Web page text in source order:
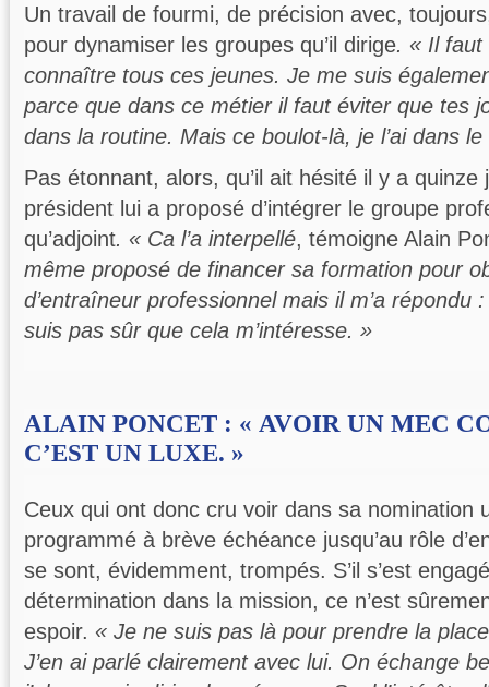
Un travail de fourmi, de précision avec,
pour dynamiser les groupes qu’il dirige. « Il faut
connaître tous ces jeunes. Je me suis
parce que dans ce métier il faut éviter que tes
dans la routine. Mais ce boulot-là, je l’ai dans
Pas étonnant, alors, qu’il ait hésité il y a quinze
président lui a proposé d’intégrer le groupe
qu’adjoint. « Ca l’a interpellé, témoigne Alain
même proposé de financer sa formation pour
d’entraîneur professionnel mais il m’a répondu
suis pas sûr que cela m’intéresse. »
ALAIN PONCET : « AVOIR UN MEC
C’EST UN LUXE. »
Ceux qui ont donc cru voir dans sa nomination
programmé à brève échéance jusqu’au rôle
se sont, évidemment, trompés. S’il s’est
détermination dans la mission, ce n’est
espoir. « Je ne suis pas là pour prendre la
J’en ai parlé clairement avec lui. On échange